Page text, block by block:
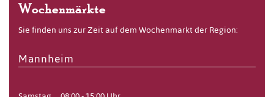
Wochenmärkte
Sie finden uns zur Zeit auf dem Wochenmarkt der Region:
Mannheim